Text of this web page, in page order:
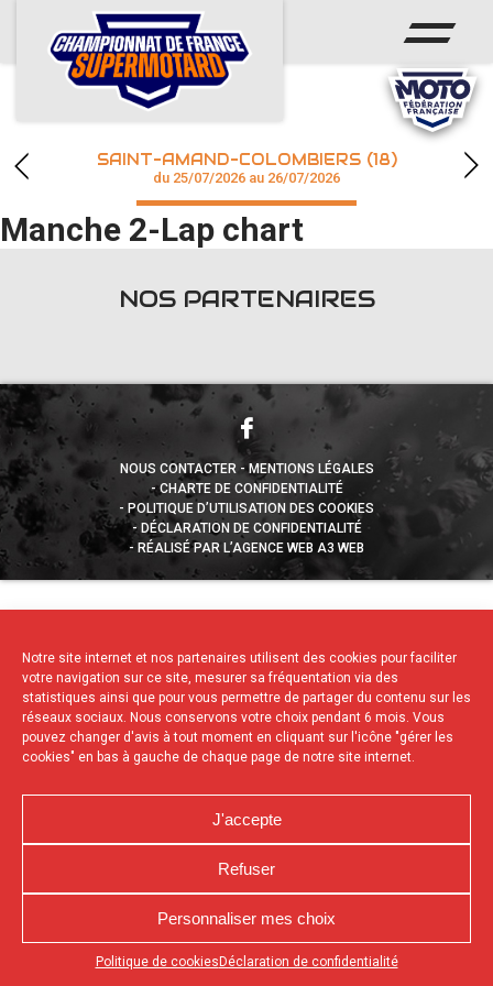
Notre site internet et nos partenaires utilisent des cookies pour faciliter
votre navigation sur ce site, mesurer sa fréquentation via des
statistiques ainsi que pour vous permettre de partager du contenu sur les
réseaux sociaux. Nous conservons votre choix pendant 6 mois. Vous
pouvez changer d'avis à tout moment en cliquant sur l'icône "gérer les
cookies" en bas à gauche de chaque page de notre site internet.
J'accepte
Refuser
Personnaliser mes choix
Politique de cookies Déclaration de confidentialité
Appuyez sur le bouton partager en bas de votre
ACCUEIL
ACTUS
CALENDRIER
CHAMPIONNAT
RÉSULTATS
SAINT-AMAND-COLOMBIERS (18)
du 25/07/2026 au 26/07/2026
Manche 2-Lap chart
NOS PARTENAIRES
NOUS CONTACTER
MENTIONS LÉGALES
CHARTE DE CONFIDENTIALITÉ
POLITIQUE D’UTILISATION DES COOKIES
DÉCLARATION DE CONFIDENTIALITÉ
RÉALISÉ PAR L’AGENCE WEB A3 WEB